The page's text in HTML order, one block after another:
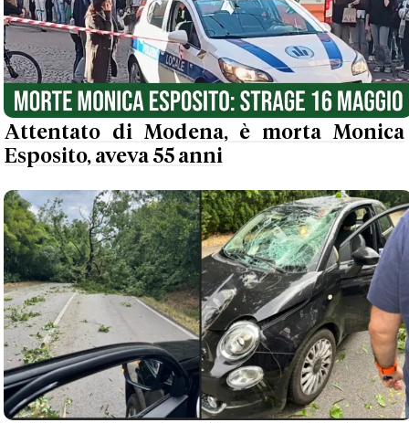
Attentato di Modena, è morta Monica
Esposito, aveva 55 anni